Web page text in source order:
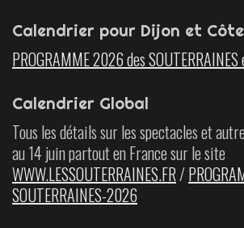
Calendrier pour Dijon et Côte
PROGRAMME 2026 des SOUTERRAINES
Calendrier Global
Tous les détails sur les spectacles et
au 14 juin partout en France sur le site
WWW.LESSOUTERRAINES.FR/
SOUTERRAINES-2026